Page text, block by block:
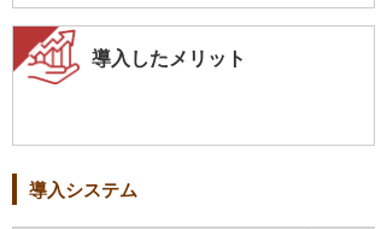
導入したメリット
導入システム